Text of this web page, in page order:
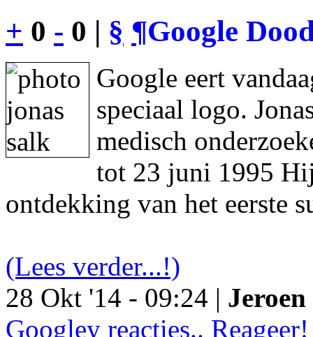
+ 0 - 0 | § ¶Google
Google eert
speciaal logo.
medisch
tot 23 juni 1995
ontdekking van het eerste
(Lees verder...!)
28 Okt '14 - 09:24 |
Googley reacties.. Reageer!